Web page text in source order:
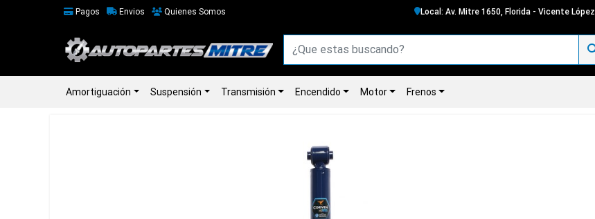
Pagos Envios Quienes Somos Local: Av. Mitre 1650, Florida - Vicente López
Amortiguación Suspensión Transmisión Encendido Motor Frenos